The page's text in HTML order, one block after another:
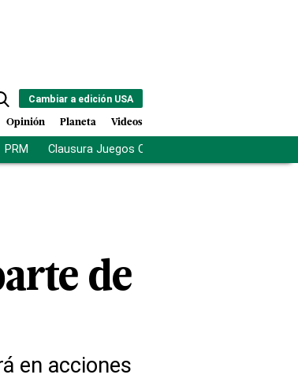
Cambiar a edición USA
Opinión Planeta Videos
PRM Clausura Juegos Centroamericanos
de
en acciones